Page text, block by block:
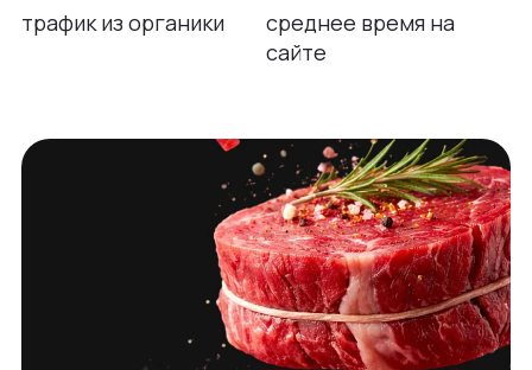
трафик из органики
среднее время на
сайте